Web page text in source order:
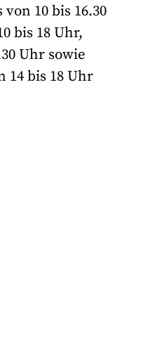
10 bis 16.30
bis 18 Uhr,
Uhr sowie
14 bis 18 Uhr